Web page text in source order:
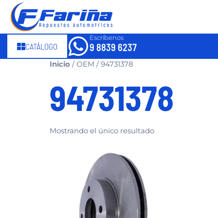
CATÁLOGO
Escríbenos
9 8839 6237
Inicio / OEM / 94731378
94731378
Mostrando el único resultado